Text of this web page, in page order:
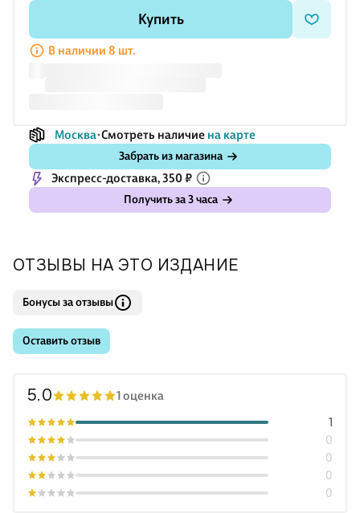
организовывать рефлексию учебной деятельности на уроке.
Купить
В наличии 8 шт.
Москва Смотреть наличие на карте
Забрать из магазина
Экспресс-доставка, 350 ₽
Получить за 3 часа
ОТЗЫВЫ НА ЭТО ИЗДАНИЕ
Бонусы за отзывы
Оставить отзыв
5.0 1 оценка
0
0
0
0
1